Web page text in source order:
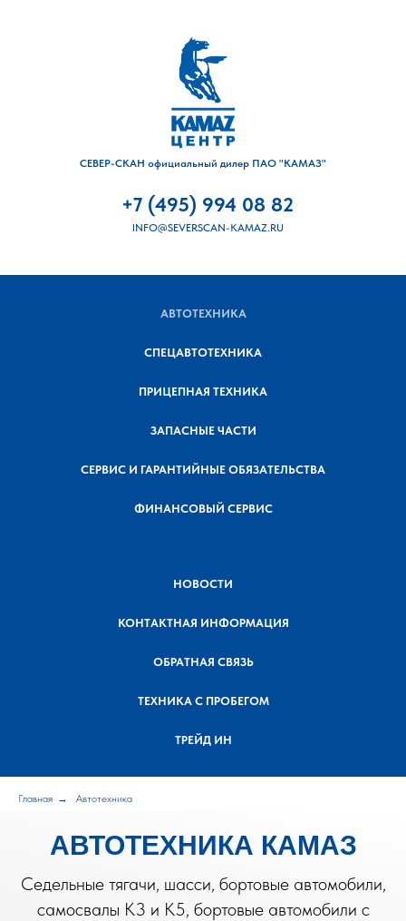
СЕВЕР-СКАН официальный дилер ПАО "КАМАЗ"
+7 (495) 994 08 82
INFO@SEVERSCAN-KAMAZ.RU
АВТОТЕХНИКА
СПЕЦАВТОТЕХНИКА
ПРИЦЕПНАЯ ТЕХНИКА
ЗАПАСНЫЕ ЧАСТИ
СЕРВИС И ГАРАНТИЙНЫЕ ОБЯЗАТЕЛЬСТВА
ФИНАНСОВЫЙ СЕРВИС
НОВОСТИ
КОНТАКТНАЯ ИНФОРМАЦИЯ
ОБРАТНАЯ СВЯЗЬ
ТЕХНИКА С ПРОБЕГОМ
ТРЕЙД ИН
Главная → Автотехника
АВТОТЕХНИКА КАМАЗ
Седельные тягачи, шасси, бортовые автомобили,
самосвалы К3 и К5, бортовые автомобили с